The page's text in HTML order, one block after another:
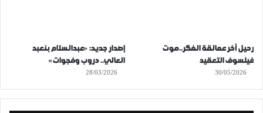
رحيل آخر عمالقة الفكر..موت
فيلسوف التعقيد
30/05/2026
إصدار جديد: «عبدالسلام بنعبد
العالي.. دروب وفجوات»
28/03/2026